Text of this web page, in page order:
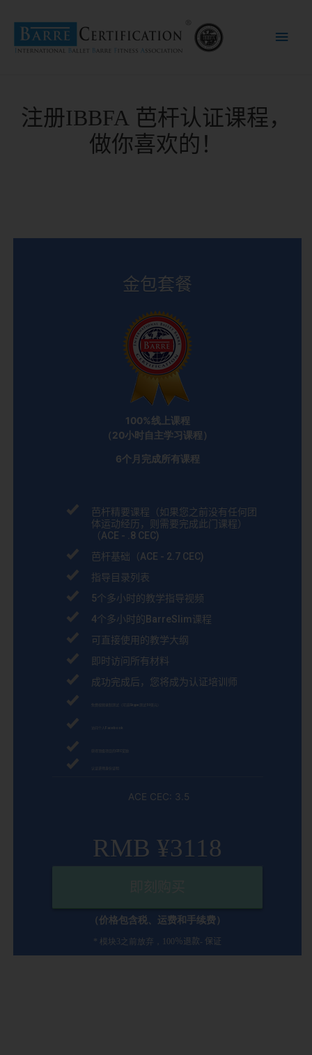
Main
注册IBBFA 芭杆认证课程，
做你喜欢的！
金包套餐
100%线上课程
（20小时自主学习课程）
6个月完成所有课程
芭杆精要课程（如果您之前没有任何团
体运动经历，则需要完成此门课程）
（ACE - .8 CEC)
芭杆基础（ACE - 2.7 CEC)
指导目录列表
5个多小时的教学指导视频
4个多小时的 BarreSlim课程
可直接使用的教学大纲
即时访问所有材料
成功完成后，您将成为认证培训师
免费视频录制测试（可选 Skype 59
访问个人 Facebook
奖励
ACE CEC: 3.5
RMB ¥3118
（价格包含税、运费和手续费）
* 模块3之前放弃， 100％退款- 保证